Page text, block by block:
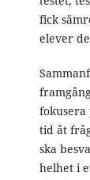
fick
elever
fokusera
tid åt
ska
helhet i